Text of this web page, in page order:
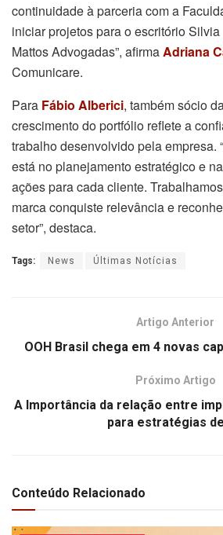
continuidade à parceria com a
iniciar projetos para o escritório
Mattos Advogadas”, afirma Adriana
Comunicare.
Para Fábio Alberici, também sócio
crescimento do portfólio reflete a
trabalho desenvolvido pela empresa.
está no planejamento estratégico e
ações para cada cliente.
marca conquiste relevância e
setor”, destaca.
Tags: News Últimas Notícias
Artigo Anterior
OOH Brasil chega em 4 novas
Próximo Artigo
A Importância da relação entre
para estratégias
Conteúdo Relacionado